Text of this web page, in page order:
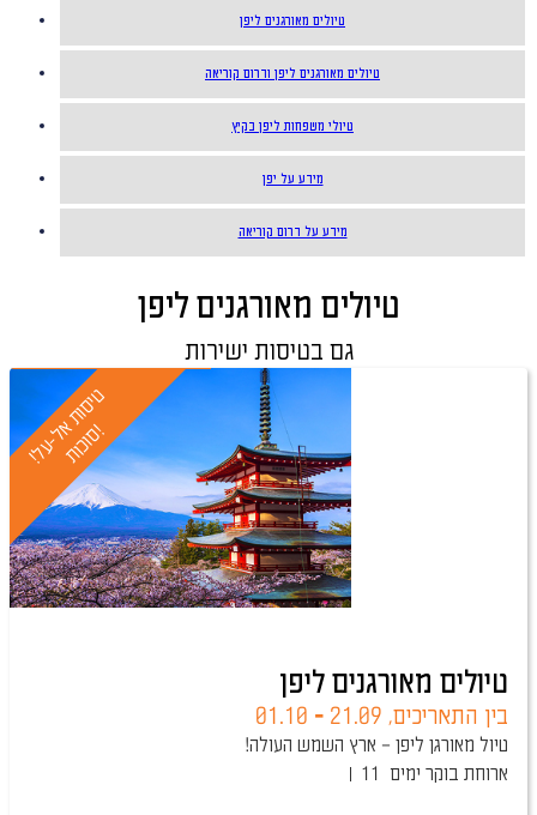
טיולים מאורגנים ליפן
טיולים מאורגנים ליפן ודרום קוריאה
טיולי משפחות ליפן בקיץ
מידע על יפן
מידע על דרום קוריאה
טיולים מאורגנים ליפן
גם בטיסות ישירות
ט
י
ס
ו
ת
א
ל
-
ע
ל
!
ס
ו
כ
ו
ת
!
טיולים מאורגנים ליפן
בין התאריכים, -
01.10
טיול מאורגן ליפן – ארץ השמש העולה!
11 ימים ארוחת בוקר